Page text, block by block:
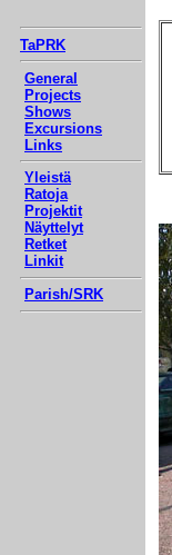
TaPRK
General
Projects
Shows
Excursions
Links
Yleistä
Ratoja
Projektit
Näyttelyt
Retket
Linkit
Parish/SRK